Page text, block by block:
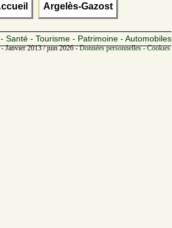
Argelès-Gazost
Santé - Tourisme - Patrimoine - Automobiles
Janvier 2013 / juin 2026 -Données personnelles -